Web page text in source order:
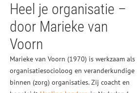
Heel je organisatie –
door Marieke van
Voorn
Marieke van Voorn (1970) is werkzaam als
organisatiesocioloog en veranderkundige
binnen (zorg) organisaties. Zij coacht en